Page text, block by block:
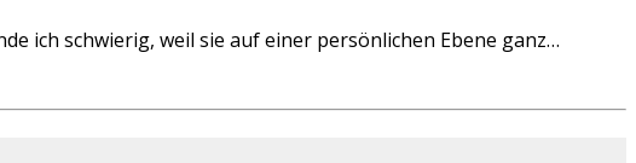
ich schwierig, weil sie auf einer persönlichen Ebene ganz…